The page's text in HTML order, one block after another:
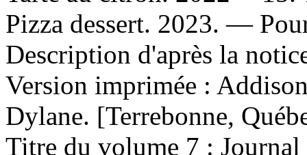
Pizza dessert. 2023. —
Description d'après la
Version imprimée :
Dylane. [Terrebonne,
Titre du volume 7 :